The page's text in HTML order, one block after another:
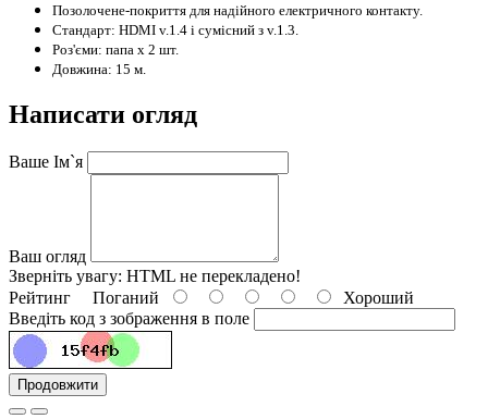
Позолочене-покриття для надійного електричного контакту.
Стандарт: HDMI v.1.4 і сумісний з v.1.3.
Роз'єми: папа х 2 шт.
Довжина: 15 м.
Написати огляд
Ваше Ім`я
Ваш огляд
Зверніть увагу: HTML не перекладено!
Рейтинг Поганий
Хороший
Введіть код з зображення в поле
Продовжити